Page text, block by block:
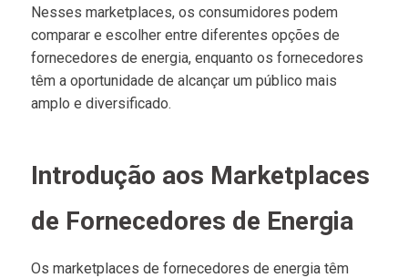
Nesses marketplaces, os consumidores podem
comparar e escolher entre diferentes opções de
fornecedores de energia, enquanto os fornecedores
têm a oportunidade de alcançar um público mais
amplo e diversificado.
Introdução aos Marketplaces
de Fornecedores de Energia
Os marketplaces de fornecedores de energia têm